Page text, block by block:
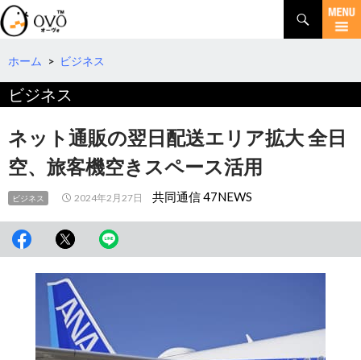
検
索
コ
テ
へ
動
ホーム > ビジネス
ビジネス
ネット通販の翌日配送エリア拡大 全日
空、旅客機空きスペース活用
ビジネス 2024年2月27日 共同通信 47NEWS